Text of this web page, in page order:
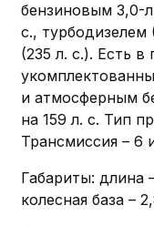
бензиновым 3,0-
с.,
(235 л. с.). Есть
и атмосферным
на 159 л. с. Тип
Трансмиссия –
Габариты: длина
колесная база –